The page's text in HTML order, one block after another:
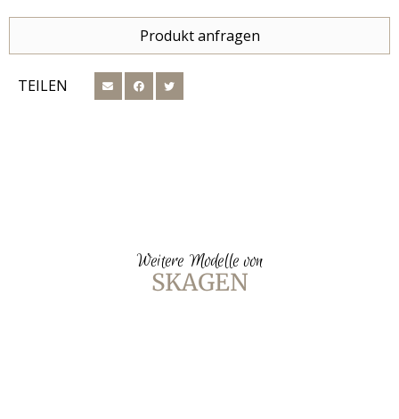
Produkt anfragen
TEILEN
Weitere Modelle von
SKAGEN